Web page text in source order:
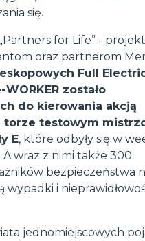
się.
for Life” -
oraz partnerom
Full
zostało
do kierowania akcją
torze testowym
E, które odbyły się w
A wraz z nimi także 300
bezpieczeństwa
wypadki i
jednomiejscowych